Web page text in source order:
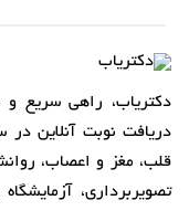
دکتریاب، راهی سریع و
دریافت نوبت آنلاین
قلب، مغز و اعصاب،
تصویربرداری،